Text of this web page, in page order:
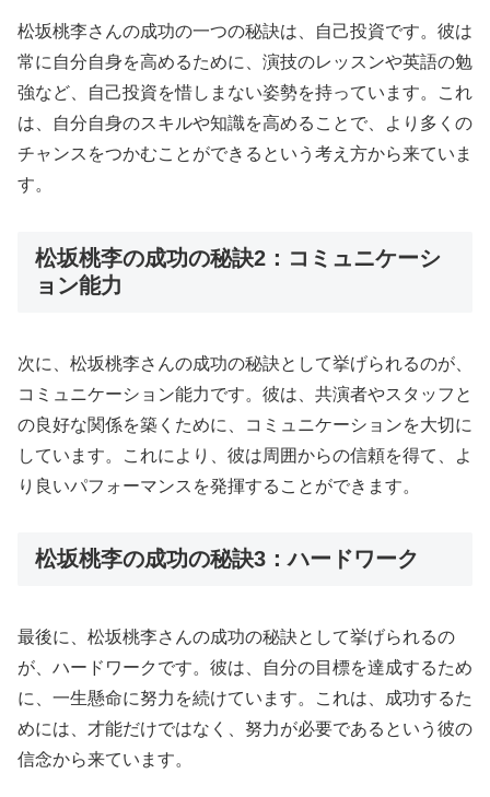
松坂桃李さんの成功の一つの秘訣は、自己投資です。彼は
常に自分自身を高めるために、演技のレッスンや英語の勉
強など、自己投資を惜しまない姿勢を持っています。これ
は、自分自身のスキルや知識を高めることで、より多くの
チャンスをつかむことができるという考え方から来ていま
す。
松坂桃李の成功の秘訣2：コミュニケーシ
ョン能力
次に、松坂桃李さんの成功の秘訣として挙げられるのが、
コミュニケーション能力です。彼は、共演者やスタッフと
の良好な関係を築くために、コミュニケーションを大切に
しています。これにより、彼は周囲からの信頼を得て、よ
り良いパフォーマンスを発揮することができます。
松坂桃李の成功の秘訣3：ハードワーク
最後に、松坂桃李さんの成功の秘訣として挙げられるの
が、ハードワークです。彼は、自分の目標を達成するため
に、一生懸命に努力を続けています。これは、成功するた
めには、才能だけではなく、努力が必要であるという彼の
信念から来ています。